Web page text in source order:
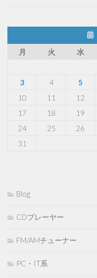
月
火 水
3
4 5
10
11 12
17
18 19
24
25 26
31
Blog
CDプレーヤー
FM/AMチューナー
PC・IT系